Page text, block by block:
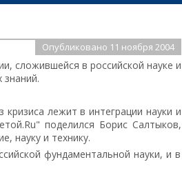
Опубликовано 11 ноября 2004
сложившейся в российской науке и
лежит в интеграции науки и
поделился Борис Салтыков,
науку и технику.
фундаментальной науки, и в